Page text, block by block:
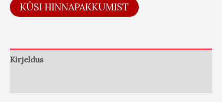
KÜSI HINNAPAKKUMIST
Kirjeldus